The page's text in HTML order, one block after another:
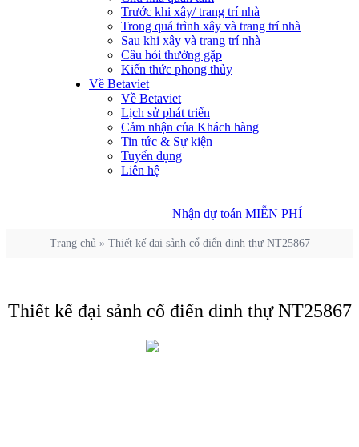
Trước khi xây/ trang trí nhà
Trong quá trình xây và trang trí nhà
Sau khi xây và trang trí nhà
Câu hỏi thường gặp
Kiến thức phong thủy
Về Betaviet
Về Betaviet
Lịch sử phát triển
Cảm nhận của Khách hàng
Tin tức & Sự kiện
Tuyển dụng
Liên hệ
Nhận dự toán MIỄN PHÍ
Trang chủ» Thiết kế đại sảnh cổ điển dinh thự NT25867
Thiết kế đại sảnh cổ điển dinh thự NT25867